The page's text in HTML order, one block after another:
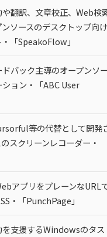
翻訳、文章校正、Web検
ソースのデスクトップ向け
「SpeakoFlow」
バック主導のオープンソー
ョン・「ABC User
等の代替として開発
スクリーンレコーダー・
アプリをプレーンなURL
・「PunchPage」
を支援するWindowsのタス